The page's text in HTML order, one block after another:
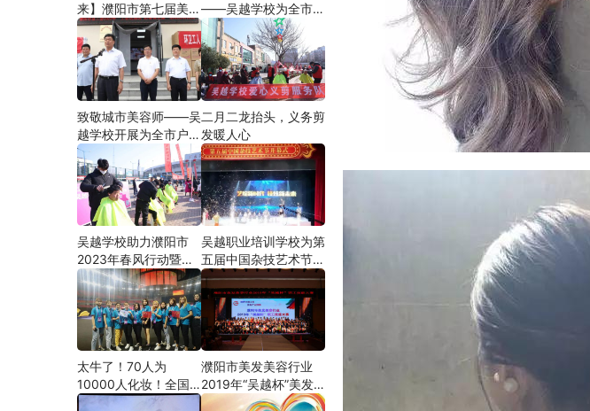
来】濮阳市第七届美发
美容行业技能大赛在市
工人文化宫隆重举行
——吴越学校为全市户
外劳动者爱心义剪
致敬城市美容师——吴
越学校开展为全市户外
劳动者爱心义剪活动
二月二龙抬头，义务剪
发暖人心
吴越学校助力濮阳市
2023年春风行动暨就
业援助月”首场新春招
聘会活动
吴越职业培训学校为第
五届中国杂技艺术节加
油添彩
太牛了！70人为
10000人化妆！全国
关注的盛事你知道吗？
濮阳市美发美容行业
2019年“吴越杯”美发
美容大赛圆满闭幕